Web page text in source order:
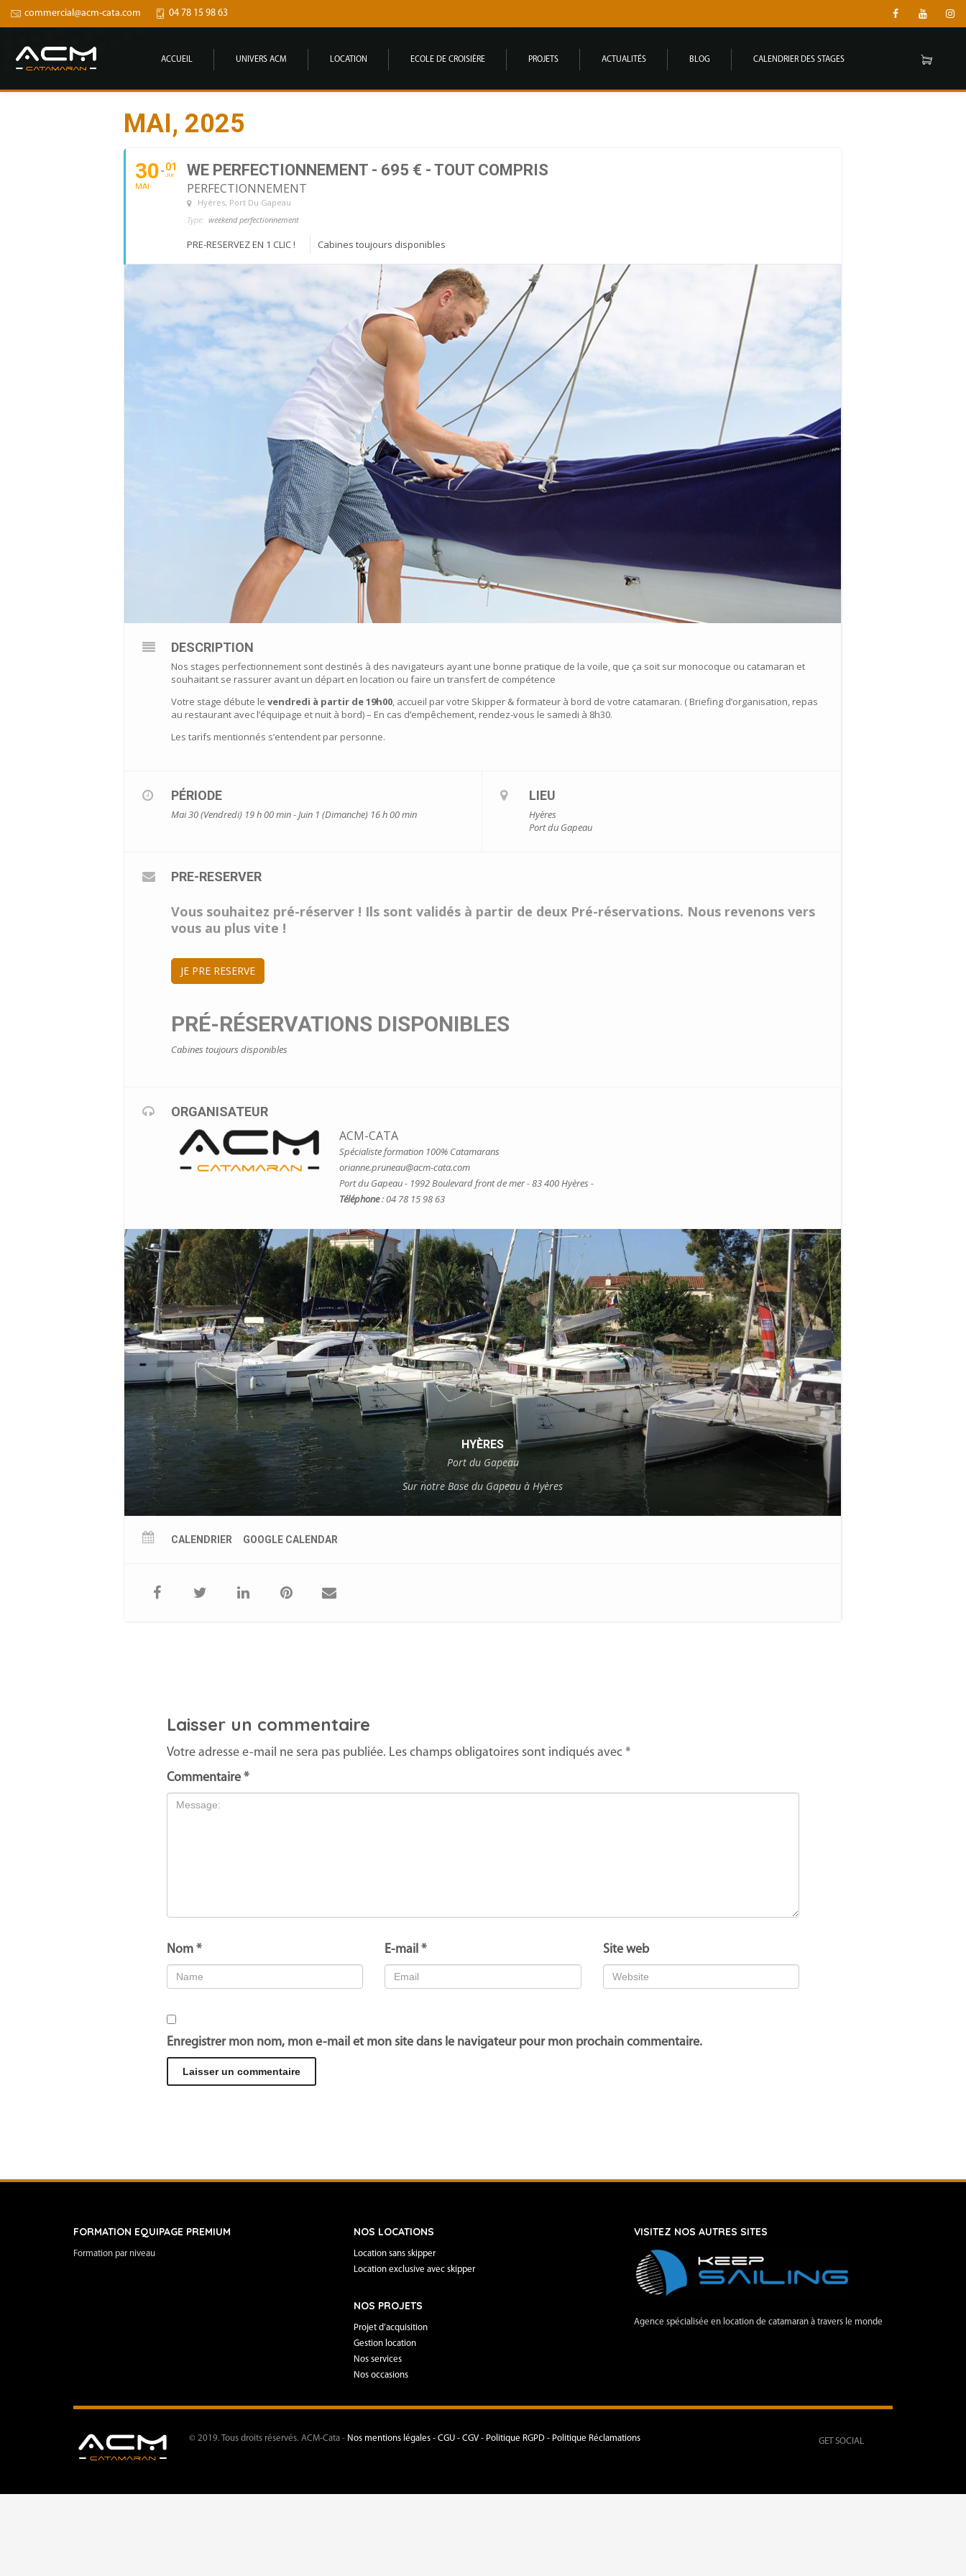
commercial@acm-cata.com 04 78 15 98 63
ACCUEIL UNIVERS ACM LOCATION ECOLE DE CROISIÈRE PROJETS ACTUALITÉS BLOG CALENDRIER DES STAGES
MAI, 2025
30
MAI
01
JUI WE PERFECTIONNEMENT - 695 € - TOUT COMPRIS
PERFECTIONNEMENT
Hyères, Port Du Gapeau
Type: weekend perfectionnement
PRE-RESERVEZ EN 1 CLIC ! Cabines toujours disponibles
DESCRIPTION
Nos stages perfectionnement sont destinés à des navigateurs ayant une bonne pratique de la voile, que ça soit sur monocoque ou catamaran et
souhaitant se rassurer avant un départ en location ou faire un transfert de compétence
Votre stage débute le vendredi à partir de 19h00 , accueil par votre Skipper & formateur à bord de votre catamaran. ( Briefing d’organisation, repas
au restaurant avec l’équipage et nuit à bord) – En cas d’empêchement, rendez-vous le samedi à 8h30.
Les tarifs mentionnés s’entendent par personne.
PÉRIODE
Mai 30 (Vendredi) 19 h 00 min - Juin 1 (Dimanche) 16 h 00 min
LIEU
Hyères
Port du Gapeau
PRE-RESERVER
Vous souhaitez pré-réserver ! Ils sont validés à partir de deux Pré-réservations. Nous revenons vers
vous au plus vite !
JE PRE RESERVE
PRÉ-RÉSERVATIONS DISPONIBLES
Cabines toujours disponibles
ORGANISATEUR
ACM-CATA
Spécialiste formation 100% Catamarans
orianne.pruneau@acm-cata.com
Port du Gapeau - 1992 Boulevard front de mer - 83 400 Hyères -
Téléphone: 04 78 15 98 63
HYÈRES
Port du Gapeau
Sur notre Base du Gapeau à Hyères
CALENDRIER GOOGLE CALENDAR
Laisser un commentaire
Votre adresse e-mail ne sera pas publiée. Les champs obligatoires sont indiqués avec *
Commentaire *
Nom * E-mail* Site web
Enregistrer mon nom, mon e-mail et mon site dans le navigateur pour mon prochain commentaire.
FORMATION EQUIPAGE PREMIUM
Formation par niveau
NOS LOCATIONS
Location sans skipper
Location exclusive avec skipper
NOS PROJETS
Projet d’acquisition
Gestion location
Nos services
Nos occasions
VISITEZ NOS AUTRES SITES
Agence spécialisée en location de catamaran à travers le monde
GET SOCIAL
© 2019. Tous droits réservés. ACM-Cata - Nos mentions légales - CGU - CGV - Politique RGPD - Politique Réclamations